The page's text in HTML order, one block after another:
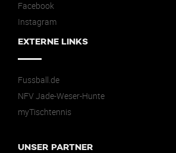
Facebook
Instagram
EXTERNE LINKS
Fussball.de
NFV Jade-Weser-Hunte
myTischtennis
UNSER PARTNER